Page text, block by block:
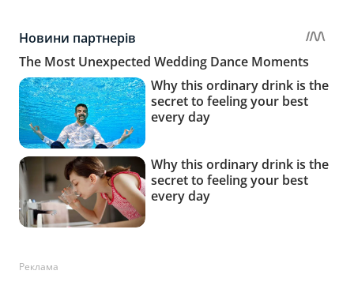
Реклама